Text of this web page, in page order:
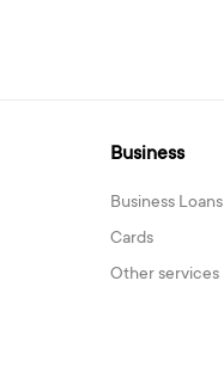
Business
Business Loans
Cards
Other services